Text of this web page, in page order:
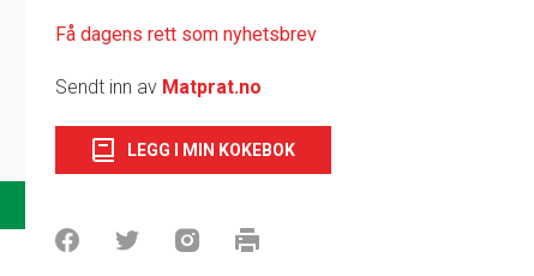
Få dagens rett som nyhetsbrev
Sendt inn av Matprat.no
LEGG I MIN KOKEBOK